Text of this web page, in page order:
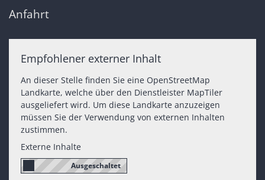
Anfahrt
Empfohlener externer Inhalt
An dieser Stelle finden Sie eine OpenStreetMap
Landkarte, welche über den Dienstleister MapTiler
ausgeliefert wird. Um diese Landkarte anzuzeigen
müssen Sie der Verwendung von externen Inhalten
zustimmen.
Externe Inhalte